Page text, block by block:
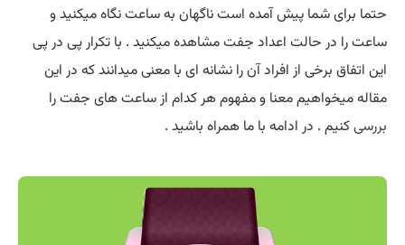
حتما برای شما پیش آمده است ناگهان به ساعت نگاه میکنید و
ساعت را در حالت اعداد جفت مشاهده میکنید . با تکرار پی در پی
این اتفاق برخی از افراد آن را نشانه ای با معنی میدانند که در این
مقاله میخواهیم معنا و مفهوم هر کدام از ساعت های جفت را
بررسیکنیم . در ادامه با ما همراه باشید .